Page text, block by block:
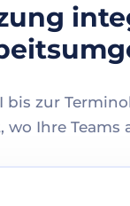
bis zur
wo Ihre Teams